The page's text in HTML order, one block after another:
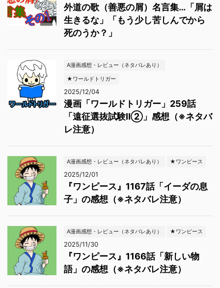
外道の歌（善悪の屑）名言集…「屑は
生きるな」「もう少し苦しんでから
死のうか？」
A漫画感想・レビュー（ネタバレあり）
★ワールドトリガー
2025/12/04
漫画「ワールドトリガー」259話
「遠征選抜試験Ⅱ②」感想（※ネタバ
レ注意）
A漫画感想・レビュー（ネタバレあり） ★ワンピース
2025/12/01
『ワンピース』1167話「イーダの息
子」の感想（※ネタバレ注意）
A漫画感想・レビュー（ネタバレあり） ★ワンピース
2025/11/30
『ワンピース』1166話「新しい物
語」の感想（※ネタバレ注意）